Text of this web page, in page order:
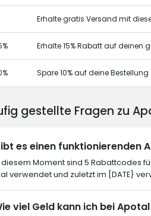
Erhalte gratis Versand mit
Erhalte 15% Rabatt auf
Spare 10% auf deine Bestellung
gestellte Fragen zu
es einen funktionierenden
diesem Moment sind 5 Rabattcodes
verwendet und zuletzt im [DATE}
viel Geld kann ich bei